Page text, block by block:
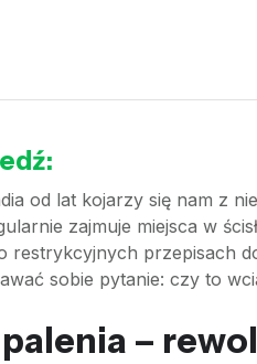
od lat kojarzy się nam z
zajmuje miejsca w
restrykcyjnych przepisach
sobie pytanie: czy to
palenia –